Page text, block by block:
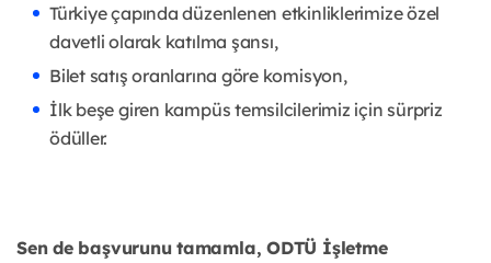
Türkiye çapında düzenlenen etkinliklerimize özel
davetli olarak katılma şansı,
Bilet satış oranlarına göre komisyon,
İlk beşe giren kampüs temsilcilerimiz için sürpriz
ödüller.
Sen de başvurunu tamamla, ODTÜ İşletme